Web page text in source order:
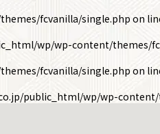
fcvanilla/single.phpon
wp/wp-content/themes/
fcvanilla/single.phpon
public_html/wp/wp-